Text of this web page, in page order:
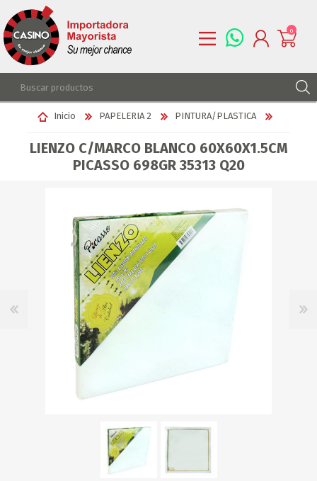
REGISTRARSE
LISTA DE DESEOS
0
Inicio PAPELERIA 2 PINTURA/PLASTICA
LIENZO C/MARCO BLANCO 60X60X1.5CM
PICASSO 698GR 35313 Q20